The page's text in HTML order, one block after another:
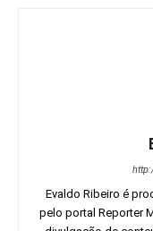
Evaldo Ribeiro é
pelo portal Reporter